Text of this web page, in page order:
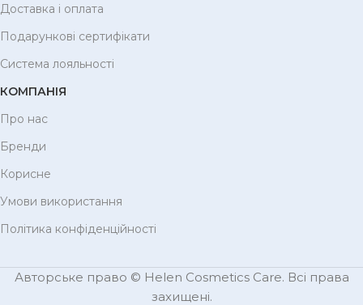
Доставка і оплата
Подарункові сертифікати
Система лояльності
КОМПАНІЯ
Про нас
Бренди
Корисне
Умови використання
Політика конфіденційності
Авторське право © Helen Cosmetics Care. Всі права
захищені.